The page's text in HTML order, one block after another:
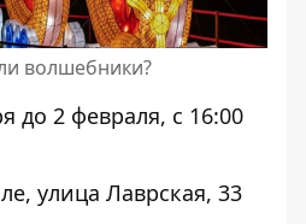
волшебники?
до 2 февраля, с 16:00
улица Лаврская, 33